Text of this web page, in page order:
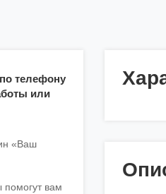
телефону
или
«Ваш
вам